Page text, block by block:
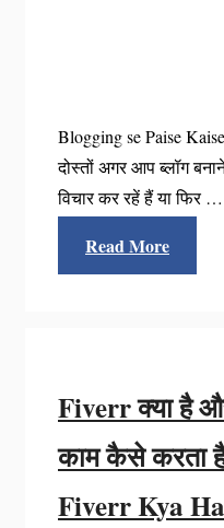
Blogging se Paise
दोस्तों अगर आप ब्लॉग
विचार कर रहें हैं या फिर …
Read More
Fiverr क्या है
काम कैसे करता
Fiverr Kya